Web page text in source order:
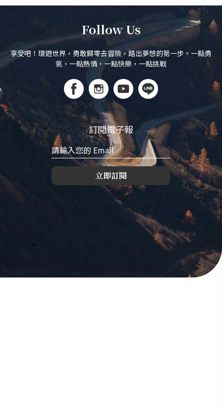
Follow Us
享受吧！環遊世界，勇敢歸零去冒險，踏出夢想的第一步。一點勇
氣，一點熱情，一點快樂，一點挑戰
訂閱電子報
立即訂閱